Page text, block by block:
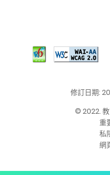
修訂日期:
© 2022.
重
私
網